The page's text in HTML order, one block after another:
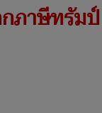
กภาษีทรัมป์